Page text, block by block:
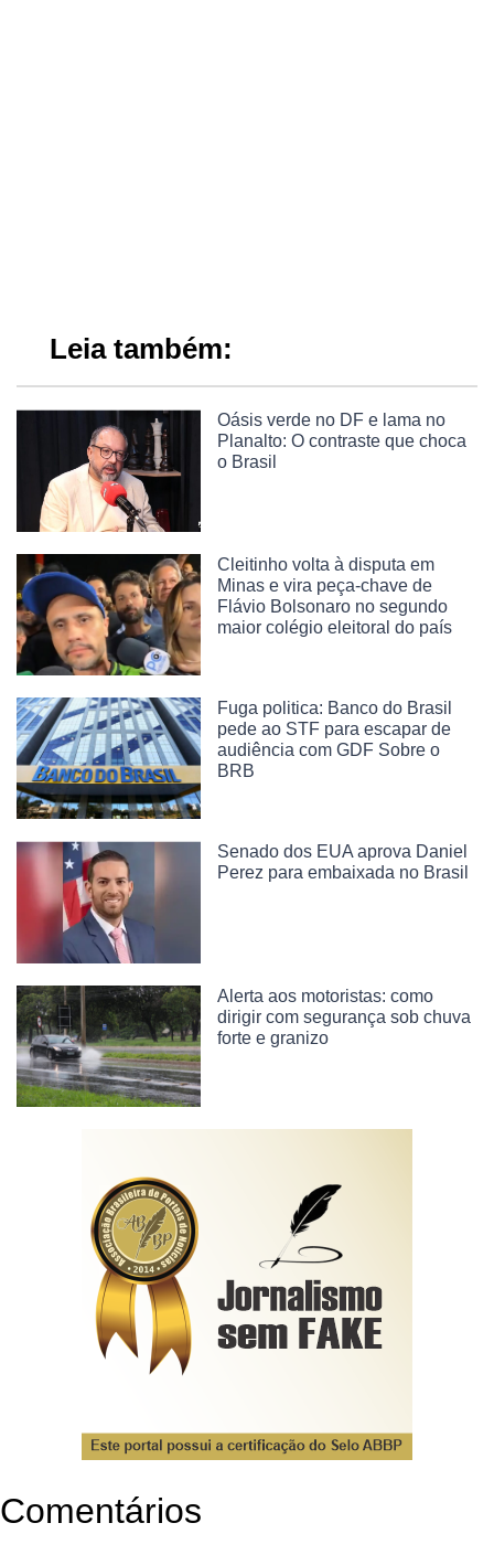
Leia também:
Oásis verde no DF e lama no
Planalto: O contraste que choca
o Brasil
Cleitinho volta à disputa em
Minas e vira peça-chave de
Flávio Bolsonaro no segundo
maior colégio eleitoral do país
Fuga politica: Banco do Brasil
pede ao STF para escapar de
audiência com GDF Sobre o
BRB
Senado dos EUA aprova Daniel
Perez para embaixada no Brasil
Alerta aos motoristas: como
dirigir com segurança sob chuva
forte e granizo
Comentários